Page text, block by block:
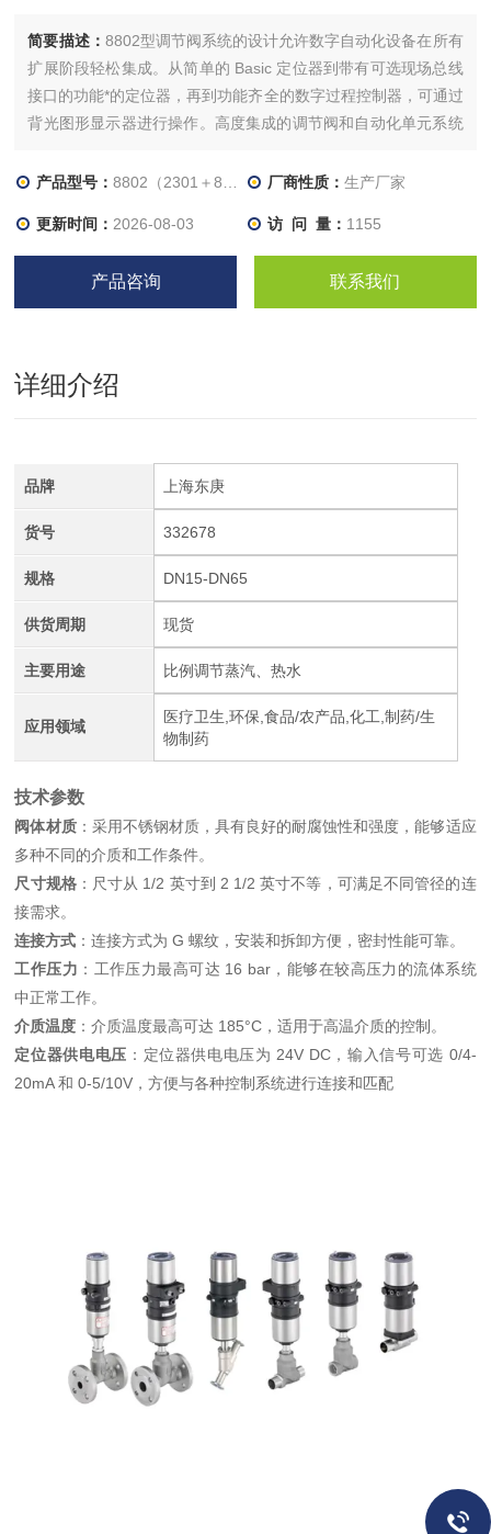
简要描述： 8802型调节阀系统的设计允许数字自动化设备在所有
扩展阶段轻松集成。从简单的 Basic 定位器到带有可选现场总线
接口的功能*的定位器，再到功能齐全的数字过程控制器，可通过
背光图形显示器进行操作。高度集成的调节阀和自动化单元系统
IP65/67/NEMA 4X，耐化学性高。
产品型号：8802（2301＋8694) 厂商性质： 生产厂家
更新时间： 2026-08-03 访 问 量： 1155
产品咨询 联系我们
详细介绍
品牌 上海东庚
货号 332678
规格 DN15-DN65
供货周期 现货
主要用途 比例调节蒸汽、热水
应用领域
医疗卫生,环保,食品/农产品,化工,制药/生
物制药
技术参数
阀体材质：采用不锈钢材质，具有良好的耐腐蚀性和强度，能够适应
多种不同的介质和工作条件。
尺寸规格：尺寸从 1/2 英寸到 2 1/2 英寸不等，可满足不同管径的连
接需求。
连接方式 ：连接方式为 G 螺纹，安装和拆卸方便，密封性能可靠。
工作压力 ：工作压力最高可达 16 bar，能够在较高压力的流体系统
中正常工作。
介质温度 ：介质温度最高可达 185°C，适用于高温介质的控制。
定位器供电电压 ：定位器供电电压为 24V DC，输入信号可选 0/4-
20mA 和 0-5/10V，方便与各种控制系统进行连接和匹配